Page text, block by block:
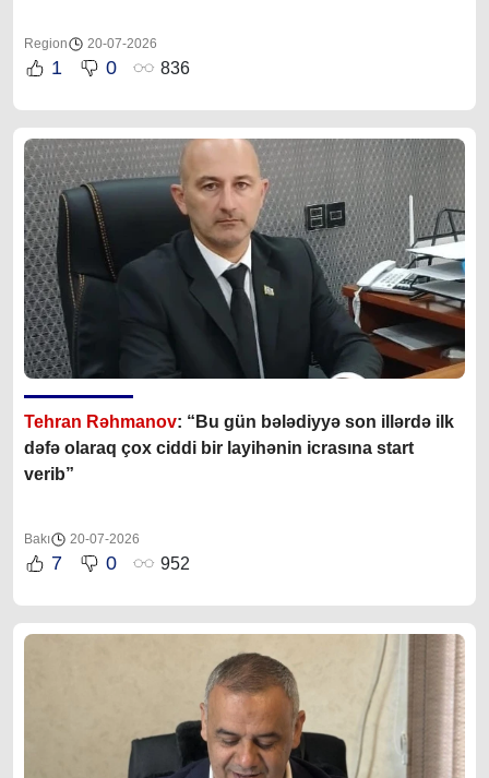
Region 20-07-2026
1 0 836
Tehran Rəhmanov: “Bu gün bələdiyyə son illərdə ilk
dəfə olaraq çox ciddi bir layihənin icrasına start
verib”
Bakı 20-07-2026
7 0 952